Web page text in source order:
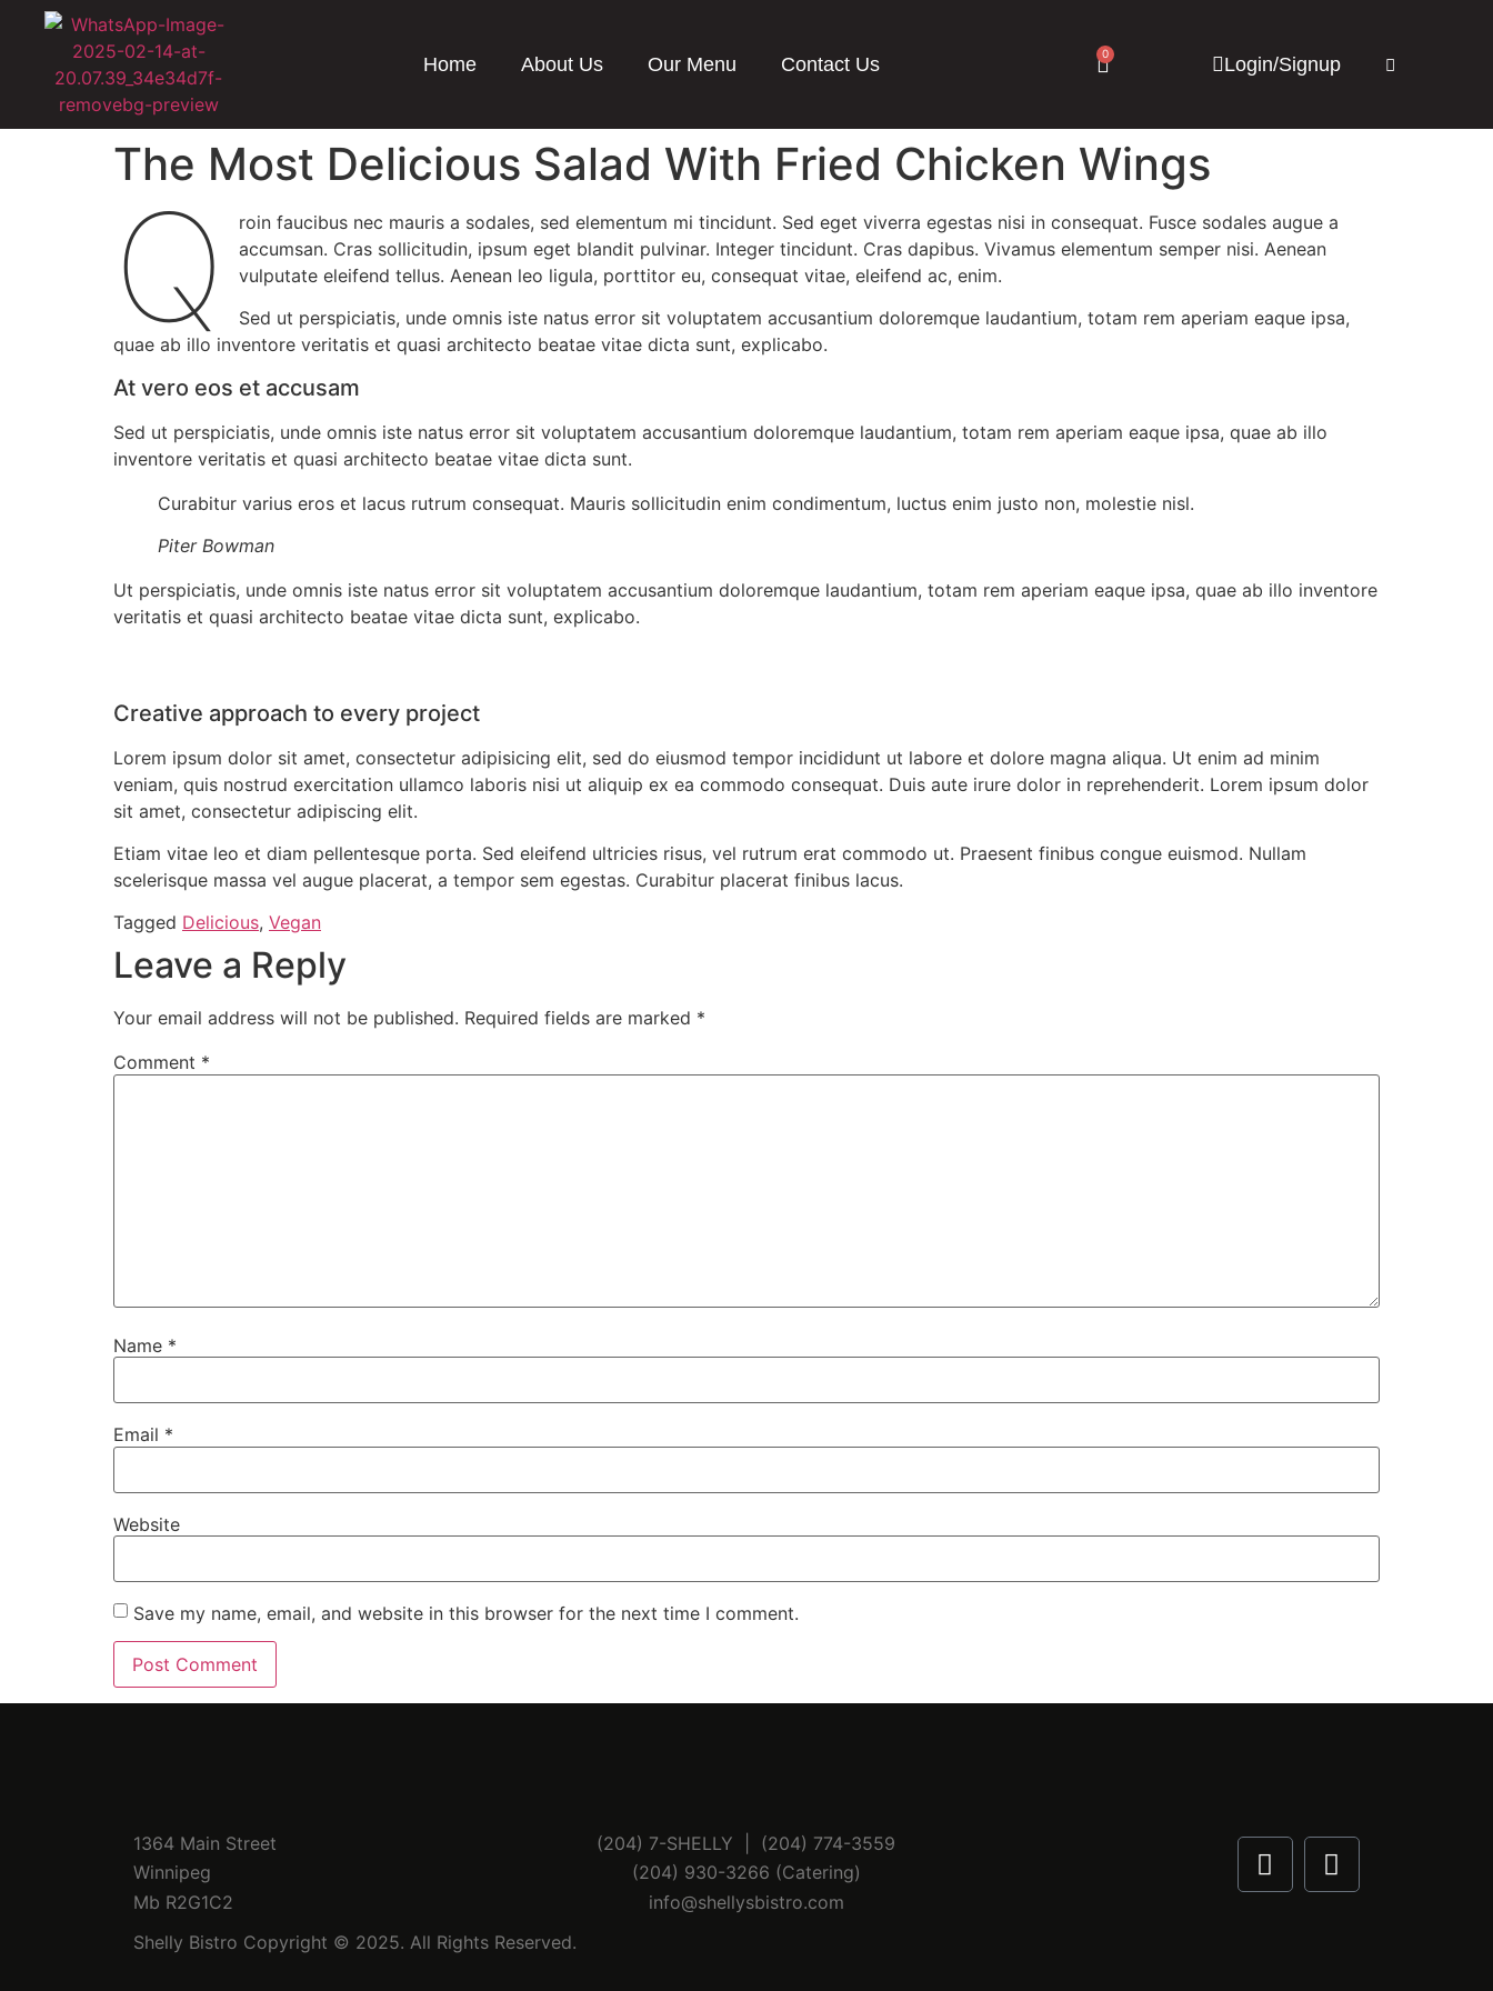
Home About Us Our Menu Contact Us 0 Login/Signup
The Most Delicious Salad With Fried Chicken Wings
Q
roin faucibus nec mauris a sodales, sed elementum mi tincidunt. Sed eget viverra egestas nisi in consequat. Fusce sodales augue a
accumsan. Cras sollicitudin, ipsum eget blandit pulvinar. Integer tincidunt. Cras dapibus. Vivamus elementum semper nisi. Aenean
vulputate eleifend tellus. Aenean leo ligula, porttitor eu, consequat vitae, eleifend ac, enim.
Sed ut perspiciatis, unde omnis iste natus error sit voluptatem accusantium doloremque laudantium, totam rem aperiam eaque ipsa,
quae ab illo inventore veritatis et quasi architecto beatae vitae dicta sunt, explicabo.
At vero eos et accusam
Sed ut perspiciatis, unde omnis iste natus error sit voluptatem accusantium doloremque laudantium, totam rem aperiam eaque ipsa, quae ab illo
inventore veritatis et quasi architecto beatae vitae dicta sunt.
Curabitur varius eros et lacus rutrum consequat. Mauris sollicitudin enim condimentum, luctus enim justo non, molestie nisl.
Piter Bowman
Ut perspiciatis, unde omnis iste natus error sit voluptatem accusantium doloremque laudantium, totam rem aperiam eaque ipsa, quae ab illo inventore
veritatis et quasi architecto beatae vitae dicta sunt, explicabo.
Creative approach to every project
Lorem ipsum dolor sit amet, consectetur adipisicing elit, sed do eiusmod tempor incididunt ut labore et dolore magna aliqua. Ut enim ad minim
veniam, quis nostrud exercitation ullamco laboris nisi ut aliquip ex ea commodo consequat. Duis aute irure dolor in reprehenderit. Lorem ipsum dolor
sit amet, consectetur adipiscing elit.
Etiam vitae leo et diam pellentesque porta. Sed eleifend ultricies risus, vel rutrum erat commodo ut. Praesent finibus congue euismod. Nullam
scelerisque massa vel augue placerat, a tempor sem egestas. Curabitur placerat finibus lacus.
Tagged Delicious, Vegan
Leave a Reply
Your email address will not be published. Required fields are marked *
Comment *
Name *
Email *
Website
Save my name, email, and website in this browser for the next time I comment.
1364 Main Street
Winnipeg
Mb R2G1C2
(204) 7-SHELLY | (204) 774-3559
(204) 930-3266 (Catering)
info@shellysbistro.com
Shelly Bistro Copyright © 2025. All Rights Reserved.